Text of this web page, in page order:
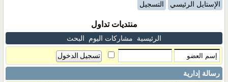
الإستايل الرئيسي التسجيل
منتديات تداول
الرئيسية مشاركات اليوم البحث
رسالة إدارية